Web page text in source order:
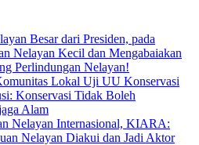
Besar dari Presiden, pada
Nelayan Kecil dan Mengabaiakan
Perlindungan Nelayan!
Lokal Uji UU Konservasi
Konservasi Tidak Boleh
Alam
Nelayan Internasional, KIARA:
Nelayan Diakui dan Jadi Aktor